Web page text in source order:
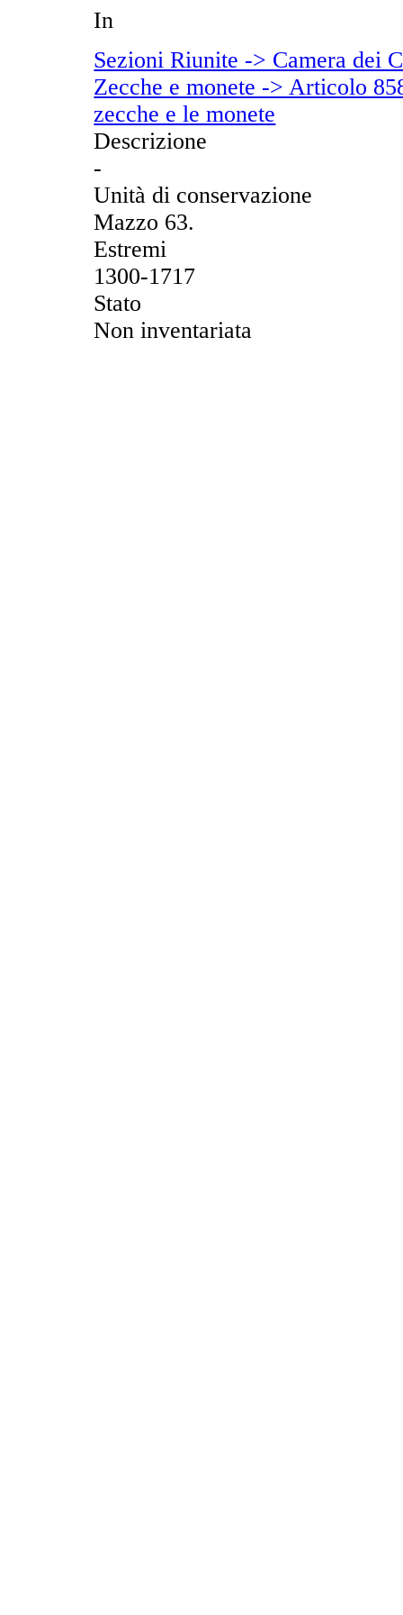
In
Sezioni Riunite -> Camera dei
Zecche e monete -> Articolo
zecche e le monete
Descrizione
-
Unità di conservazione
Mazzo 63.
Estremi
1300-1717
Stato
Non inventariata